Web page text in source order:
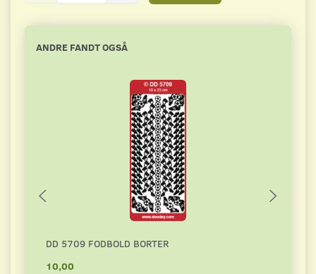
ANDRE FANDT OGSÅ
DD 5709 FODBOLD BORTER
10,00